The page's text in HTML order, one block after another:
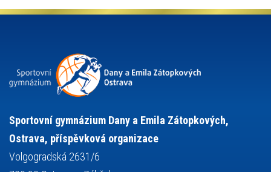
olympiáda dětí a mládeže organizace plavání
snowboarding
sportovní gymnastika sportovní lezení
stolní tenis střelba
teorie sportovní přípravy
tělesná výchova
událost
volejbal
vybavení vysvědčení vzpírání
výuka všesportovní výcvikový kurz
Sportovní gymnázium Dany a Emila Zátopkových,
Ostrava, příspěvková organizace
Volgogradská 2631/6